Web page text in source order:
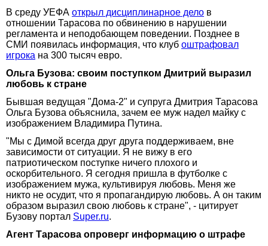
В среду УЕФА открыл дисциплинарное дело в
отношении Тарасова по обвинению в нарушении
регламента и неподобающем поведении. Позднее в
СМИ появилась информация, что клуб оштрафовал
игрока на 300 тысяч евро.
Ольга Бузова: своим поступком Дмитрий выразил
любовь к стране
Бывшая ведущая "Дома-2" и супруга Дмитрия Тарасова
Ольга Бузова объяснила, зачем ее муж надел майку с
изображением Владимира Путина.
"Мы с Димой всегда друг друга поддерживаем, вне
зависимости от ситуации. Я не вижу в его
патриотическом поступке ничего плохого и
оскорбительного. Я сегодня пришла в футболке с
изображением мужа, культивируя любовь. Меня же
никто не осудит, что я пропагандирую любовь. А он таким
образом выразил свою любовь к стране", - цитирует
Бузову портал Super.ru.
Агент Тарасова опроверг информацию о штрафе